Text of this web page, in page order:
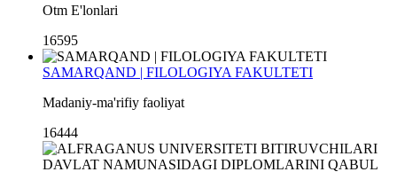
Otm E'lonlari
16595
SAMARQAND | FILOLOGIYA FAKULTETI
Madaniy-ma'rifiy faoliyat
16444